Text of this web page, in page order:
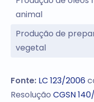
animal
Produção de
vegetal
Fonte: LC 123/2006
ResoluçãoCGSN